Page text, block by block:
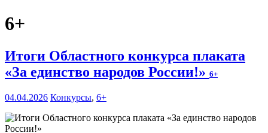
6+
Итоги Областного конкурса плаката
«За единство народов России!» 6+
04.04.2026 Конкурсы, 6+